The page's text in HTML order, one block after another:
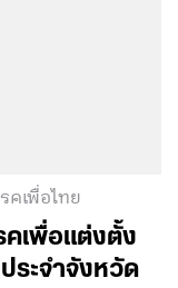
คเพื่อไทย
คเพื่อแต่งตั้ง
ระจำจังหวัด